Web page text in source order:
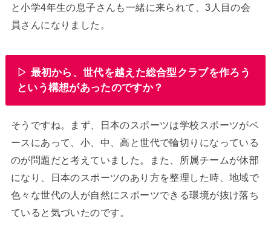
と小学4年生の息子さんも一緒に来られて、3人目の会
員さんになりました。
▷ 最初から、世代を越えた総合型クラブを作ろう
という構想があったのですか？
そうですね。まず、日本のスポーツは学校スポーツがベ
ースにあって、小、中、高と世代で輪切りになっている
のが問題だと考えていました。また、所属チームが休部
になり、日本のスポーツのあり方を整理した時、地域で
色々な世代の人が自然にスポーツできる環境が抜け落ち
ていると気づいたのです。